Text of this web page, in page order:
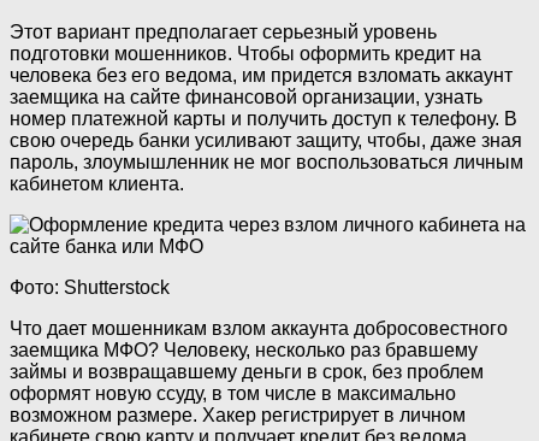
Этот вариант предполагает серьезный уровень
подготовки мошенников. Чтобы оформить кредит на
человека без его ведома, им придется взломать аккаунт
заемщика на сайте финансовой организации, узнать
номер платежной карты и получить доступ к телефону. В
свою очередь банки усиливают защиту, чтобы, даже зная
пароль, злоумышленник не мог воспользоваться личным
кабинетом клиента.
Фото: Shutterstock
Что дает мошенникам взлом аккаунта добросовестного
заемщика МФО? Человеку, несколько раз бравшему
займы и возвращавшему деньги в срок, без проблем
оформят новую ссуду, в том числе в максимально
возможном размере. Хакер регистрирует в личном
кабинете свою карту и получает кредит без ведома